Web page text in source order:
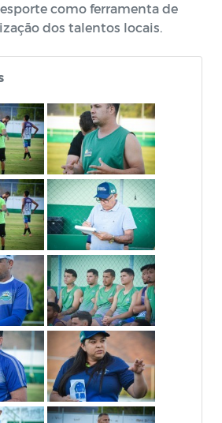
como ferramenta de
dos talentos locais.